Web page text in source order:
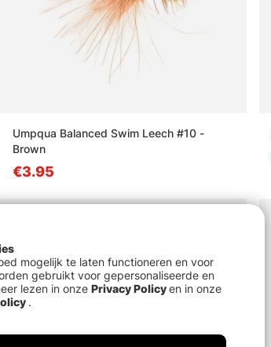
Umpqua Balanced Swim Leech #10 -
Brown
€3.95
mogelijk te laten functioneren en voor
gebruikt voor gepersonaliseerde en
lezen in onze Privacy Policy en in onze
.